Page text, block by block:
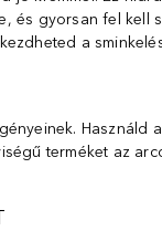
és gyorsan fel
a
terméket az